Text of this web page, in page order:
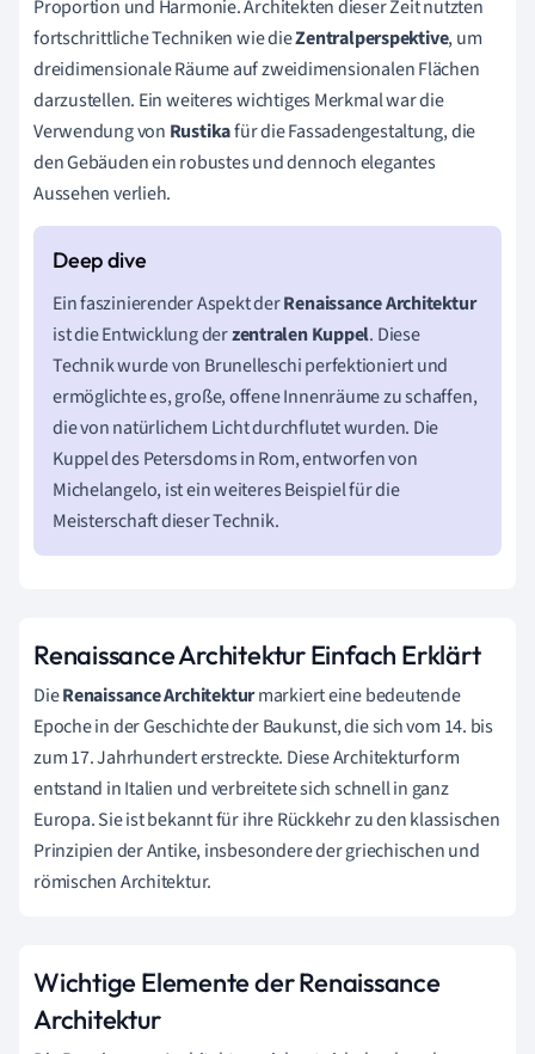
Proportion und Harmonie. Architekten dieser Zeit nutzten
fortschrittliche Techniken wie dieZentralperspektive, um
dreidimensionale Räume auf zweidimensionalen Flächen
darzustellen. Ein weiteres wichtiges Merkmal war die
Verwendung von Rustikafür die Fassadengestaltung, die
den Gebäuden ein robustes und dennoch elegantes
Aussehen verlieh.
Ein faszinierender Aspekt derRenaissance Architektur
ist die Entwicklung derzentralen Kuppel. Diese
Technik wurde von Brunelleschi perfektioniert und
ermöglichte es, große, offene Innenräume zu schaffen,
die von natürlichem Licht durchflutet wurden. Die
Kuppel des Petersdoms in Rom, entworfen von
Michelangelo, ist ein weiteres Beispiel für die
Meisterschaft dieser Technik.
Renaissance Architektur Einfach Erklärt
DieRenaissance Architekturmarkiert eine bedeutende
Epoche in der Geschichte der Baukunst, die sich vom 14. bis
zum 17. Jahrhundert erstreckte. Diese Architekturform
entstand in Italien und verbreitete sich schnell in ganz
Europa. Sie ist bekannt für ihre Rückkehr zu den klassischen
Prinzipien der Antike, insbesondere der griechischen und
römischen Architektur.
Wichtige Elemente der Renaissance
Architektur